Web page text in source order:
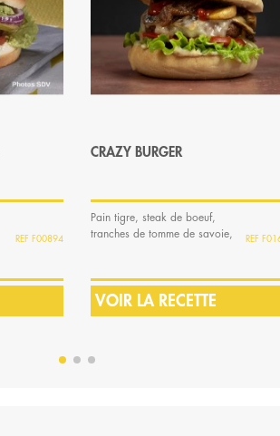
F00894
CRAZY BURGER
Pain tigre, steak de boeuf,
tranches de tomme de savoie,
VOIR LA RECETTE